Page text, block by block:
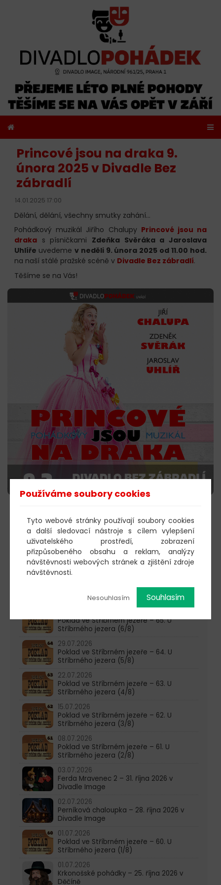
Princové jsou na draka 9.
února 2025 v Divadle Bez
zábradlí
14.01.2025 17:00
Dělání, dělání, všechny smutky zahání...
Pohádkový muzikál Jiřího Chalupy Princové jsou na
draka s písničkami Zdeňka Svěráka a Jaroslava
Uhlíře uvedeme v neděli 9. února 2025 od 11.00 hod.
na naší stálé pražské scéně v Divadle Bez zábradlí.
Těšíme se na Vás!
KOUPIT VSTUPENKY
603 805 271
Poklad ve Stříbrném jezeře – 65. U
Stříbrného jezera (6/8)
29.07.2026
Poklad ve Stříbrném jezeře – 64. U
Stříbrného jezera (5/8)
22.07.2026
Poklad ve Stříbrném jezeře – 63. U
Stříbrného jezera (4/8)
15.07.2026
Poklad ve Stříbrném jezeře – 62. U
Stříbrného jezera (3/8)
08.07.2026
Poklad ve Stříbrném jezeře – 61. U
Stříbrného jezera (2/8)
03.07.2026
Ferda Mravenec 2 – 31. října 2026 v
Divadle Image
02.07.2026
Perníková chaloupka – 28. října 2026 v
Divadle Image
01.07.2026
Poklad ve Stříbrném jezeře – 60. U
Stříbrného jezera (1/8)
01.07.2026
Krkonošské pohádky – 25. října 2026 v
Děčíně
Používáme soubory cookies
Tyto webové stránky používají soubory cookies
a další sledovací nástroje s cílem vylepšení
uživatelského prostředí, zobrazení
přizpůsobeného obsahu a reklam, analýzy
návštěvnosti webových stránek a zjištění zdroje
návštěvnosti.
Nesouhlasím Souhlasím